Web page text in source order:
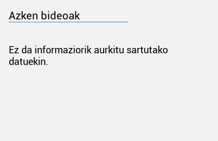
Azken bideoak
Ez da informaziorik aurkitu sartutako
datuekin.